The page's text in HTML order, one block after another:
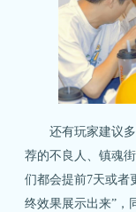
还有玩家建议多
荐的不良人、镇魂
们都会提前7天或者
终效果展示出来”，